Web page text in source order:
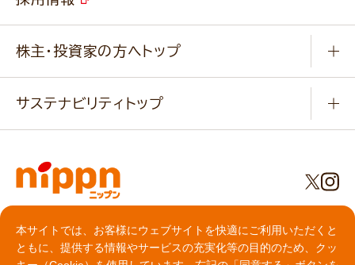
業務用商品のお問合せ
事業紹介
経営理念・経営方針・行動規範・行動指針
ニップンの歴史
事業場・工場一覧
株主・投資家の方へトップ
IR情報
IRライブラリ
株主総会・株式関連情報／社債・格付情報
よくいただくご質問
サステナビリティトップ
基本方針
社会
食育への取り組み
プライバシーポリシー
クッキーポリシー
動作環境について
本サイトでは、お客様にウェブサイトを快適にご利用いただくと
ともに、提供する情報やサービスの充実化等の目的のため、クッ